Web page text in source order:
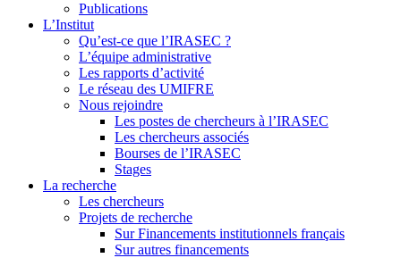
Publications
L’Institut
Qu’est-ce que l’IRASEC ?
L’équipe administrative
Les rapports d’activité
Le réseau des UMIFRE
Nous rejoindre
Les postes de chercheurs à l’IRASEC
Les chercheurs associés
Bourses de l’IRASEC
Stages
La recherche
Les chercheurs
Projets de recherche
Sur Financements institutionnels français
Sur autres financements